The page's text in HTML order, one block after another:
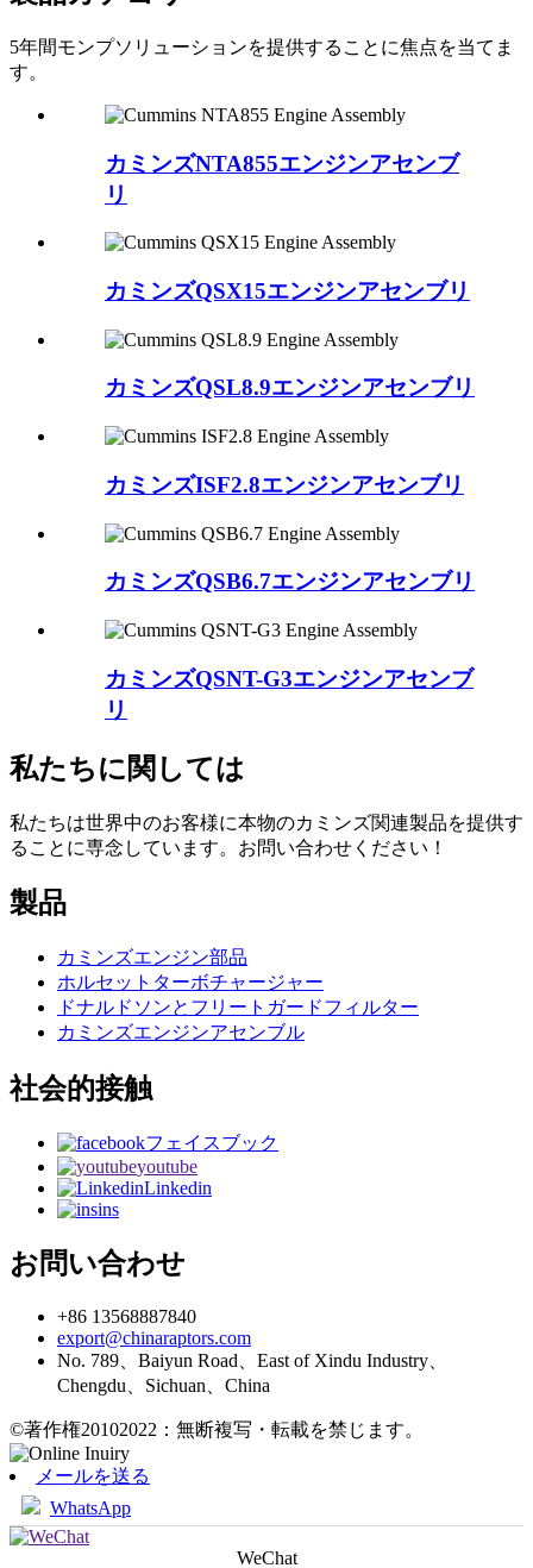
5年間モンプソリューションを提供することに焦点を当てま
す。
カミンズNTA855エンジンアセンブ
リ
カミンズQSX15エンジンアセンブリ
カミンズQSL8.9エンジンアセンブリ
カミンズISF2.8エンジンアセンブリ
カミンズQSB6.7エンジンアセンブリ
カミンズQSNT-G3エンジンアセンブ
リ
私たちに関しては
私たちは世界中のお客様に本物のカミンズ関連製品を提供す
ることに専念しています。お問い合わせください！
製品
カミンズエンジン部品
ホルセットターボチャージャー
ドナルドソンとフリートガードフィルター
カミンズエンジンアセンブル
社会的接触
フェイスブック
youtube
Linkedin
ins
お問い合わせ
+86 13568887840
export@chinaraptors.com
No. 789、Baiyun Road、East of Xindu Industry、
Chengdu、Sichuan、China
©著作権20102022：無断複写・転載を禁じます。
メールを送る
WhatsApp
WeChat